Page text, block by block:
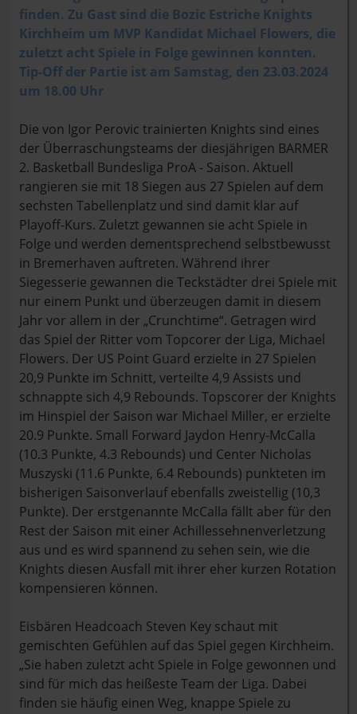
finden. Zu Gast sind die Bozic Estriche Knights
Kirchheim um MVP Kandidat Michael Flowers, die
zuletzt acht Spiele in Folge gewinnen konnten.
Tip-Off der Partie ist am Samstag, den 23.03.2024
um 18.00 Uhr
Die von Igor Perovic trainierten Knights sind eines
der Überraschungsteams der diesjährigen BARMER
2. Basketball Bundesliga ProA - Saison. Aktuell
rangieren sie mit 18 Siegen aus 27 Spielen auf dem
sechsten Tabellenplatz und sind damit klar auf
Playoff-Kurs. Zuletzt gewannen sie acht Spiele in
Folge und werden dementsprechend selbstbewusst
in Bremerhaven auftreten. Während ihrer
Siegesserie gewannen die Teckstädter drei Spiele mit
nur einem Punkt und überzeugen damit in diesem
Jahr vor allem in der „Crunchtime“. Getragen wird
das Spiel der Ritter vom Topcorer der Liga, Michael
Flowers. Der US Point Guard erzielte in 27 Spielen
20,9 Punkte im Schnitt, verteilte 4,9 Assists und
schnappte sich 4,9 Rebounds. Topscorer der Knights
im Hinspiel der Saison war Michael Miller, er erzielte
20.9 Punkte. Small Forward Jaydon Henry-McCalla
(10.3 Punkte, 4.3 Rebounds) und Center Nicholas
Muszyski (11.6 Punkte, 6.4 Rebounds) punkteten im
bisherigen Saisonverlauf ebenfalls zweistellig (10,3
Punkte). Der erstgenannte McCalla fällt aber für den
Rest der Saison mit einer Achillessehnenverletzung
aus und es wird spannend zu sehen sein, wie die
Knights diesen Ausfall mit ihrer eher kurzen Rotation
kompensieren können.
Eisbären Headcoach Steven Key schaut mit
gemischten Gefühlen auf das Spiel gegen Kirchheim.
„Sie haben zuletzt acht Spiele in Folge gewonnen und
sind für mich das heißeste Team der Liga. Dabei
finden sie häufig einen Weg, knappe Spiele zu